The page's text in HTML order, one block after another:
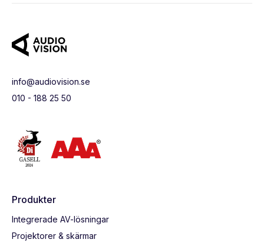
info@audiovision.se
010 - 188 25 50
Produkter
Integrerade AV-lösningar
Projektorer & skärmar